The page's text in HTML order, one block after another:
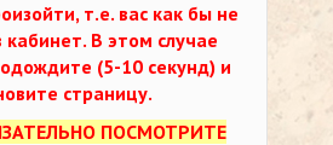
т.е. вас как бы не
кабинет. В этом случае
(5-10 секунд) и
страницу.
ПОСМОТРИТЕ